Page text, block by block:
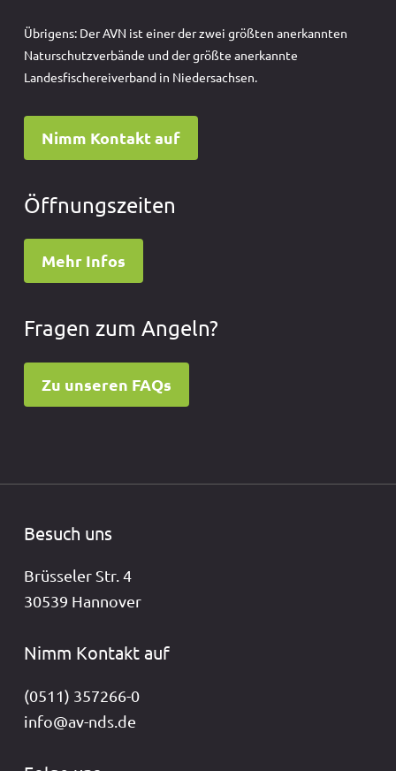
Übrigens: Der AVN ist einer der zwei größten anerkannten
Naturschutzverbände und der größte anerkannte
Landesfischereiverband in Niedersachsen.
Nimm Kontakt auf
Öffnungszeiten
Mehr Infos
Fragen zum Angeln?
Zu unseren FAQs
Besuch uns
Brüsseler Str. 4
30539 Hannover
Nimm Kontakt auf
(0511) 357266-0
info@av-nds.de